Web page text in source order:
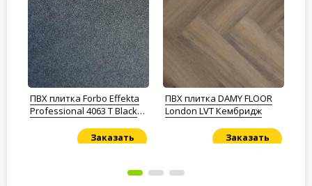
ПВХ плитка Forbo Effekta
Professional 4063 T Black
Заказать
ПВХ плитка DAMY FLOOR
London LVT Кембридж
Заказать